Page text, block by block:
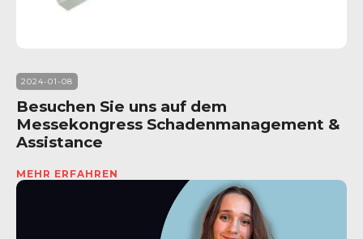
2024-01-08
Besuchen Sie uns auf dem
Messekongress Schadenmanagement &
Assistance
MEHR ERFAHREN